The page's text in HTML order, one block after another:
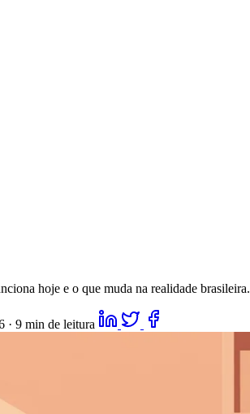
hoje e o que muda na realidade brasileira.
· 9 min de leitura